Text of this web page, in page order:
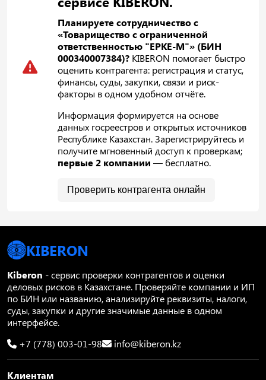
Планируете сотрудничество с
«Товарищество с ограниченной
ответственностью "ЕРКЕ-М"» (БИН
000340007384)? KIBERON помогает быстро
оценить контрагента: регистрация и статус,
финансы, суды, закупки, связи и риск-
факторы в одном удобном отчёте.
Информация формируется на основе
данных госреестров и открытых источников
Республике Казахстан. Зарегистрируйтесь и
получите мгновенный доступ к проверкам;
первые 2 компании — бесплатно.
Проверить контрагента онлайн
KIBERON
Kiberon - сервис проверки контрагентов и оценки
деловых рисков в Казахстане. Проверяйте компании и ИП
по БИН или названию, анализируйте реквизиты, налоги,
суды, закупки и другие значимые данные в одном
интерфейсе.
+7 (778) 003-01-98
info@kiberon.kz
Клиентам